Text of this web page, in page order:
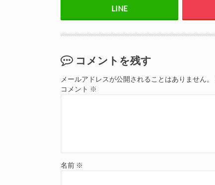
コメントを残す
メールアドレスが公開されることはありません。
コメント ※
名前 ※